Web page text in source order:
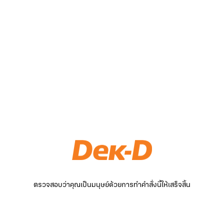
ตรวจสอบว่าคุณเป็นมนุษย์ด้วยการทำคำสั่งนี้ให้เสร็จสิ้น